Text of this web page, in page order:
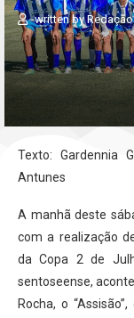
written by
Texto: Gardennia
Antunes
A manhã deste
com a realização
da Copa 2 de
sentoseense,
Rocha, o